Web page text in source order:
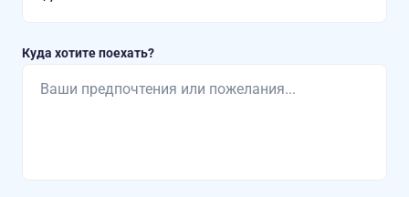
Куда хотите поехать?